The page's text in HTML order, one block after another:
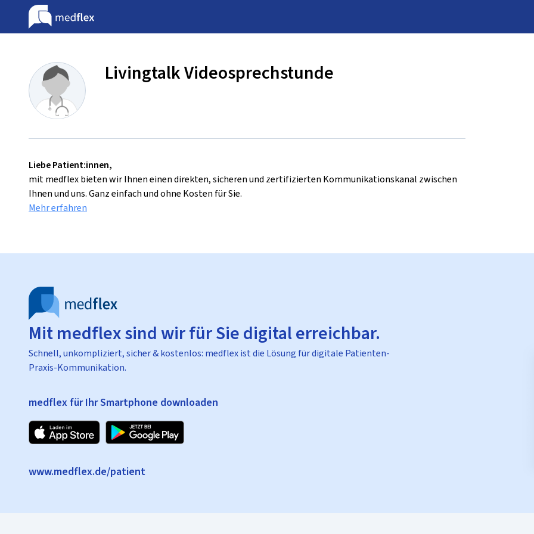
Livingtalk Videosprechstunde
Liebe Patient:innen,
mit medflex bieten wir Ihnen einen direkten, sicheren und zertifizierten Kommunikationskanal zwischen
Ihnen und uns. Ganz einfach und ohne Kosten für Sie.
Mehr erfahren
Mit medflex sind wir für Sie digital erreichbar.
Schnell, unkompliziert, sicher & kostenlos: medflex ist die Lösung für digitale Patienten-
Praxis-Kommunikation.
medflex für Ihr Smartphone downloaden
www.medflex.de/patient